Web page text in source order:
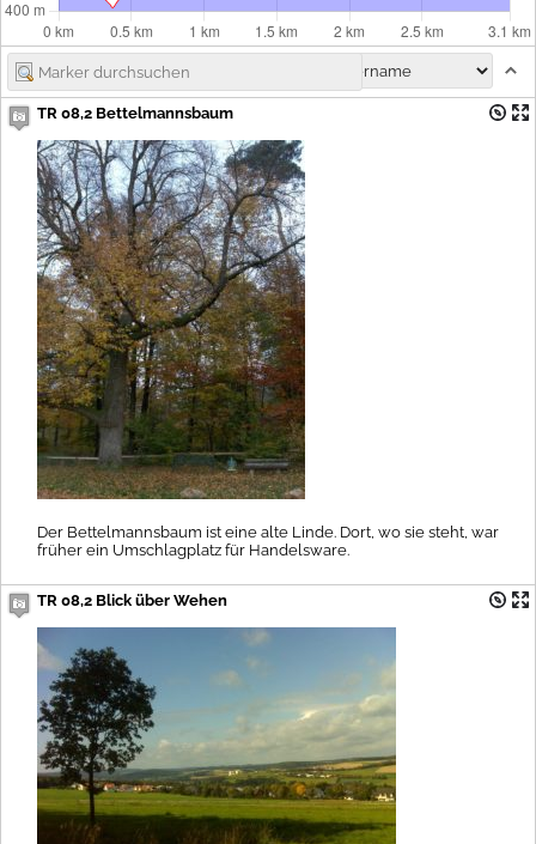
TR 08,2 Bettelmannsbaum
Der Bettelmannsbaum ist eine alte Linde. Dort, wo sie steht, war
früher ein Umschlagplatz für Handelsware.
TR 08,2 Blick über Wehen